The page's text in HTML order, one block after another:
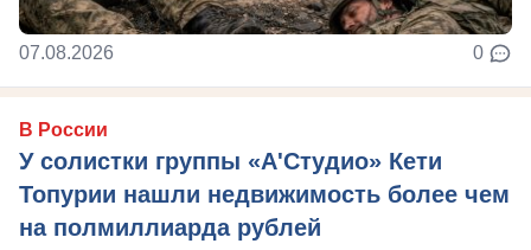
07.08.2026 0
В России
У солистки группы «А'Студио» Кети
Топурии нашли недвижимость более чем
на полмиллиарда рублей